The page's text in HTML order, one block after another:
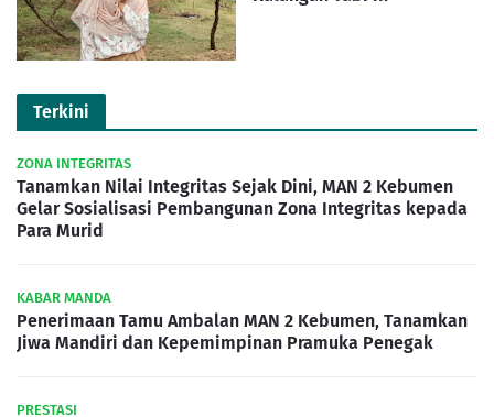
Terkini
ZONA INTEGRITAS
Tanamkan Nilai Integritas Sejak Dini, MAN 2 Kebumen
Gelar Sosialisasi Pembangunan Zona Integritas kepada
Para Murid
KABAR MANDA
Penerimaan Tamu Ambalan MAN 2 Kebumen, Tanamkan
Jiwa Mandiri dan Kepemimpinan Pramuka Penegak
PRESTASI